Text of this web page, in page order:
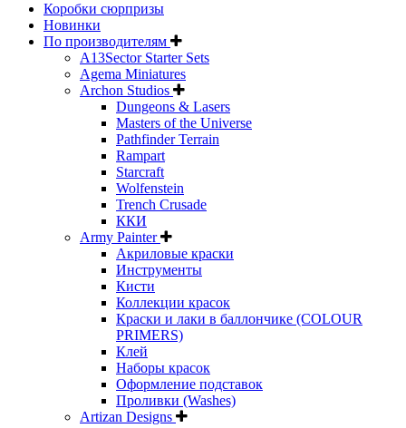
Коробки сюрпризы
Новинки
По производителям
A13Sector Starter Sets
Agema Miniatures
Archon Studios
Dungeons & Lasers
Masters of the Universe
Pathfinder Terrain
Rampart
Starcraft
Wolfenstein
Trench Crusade
ККИ
Army Painter
Акриловые краски
Инструменты
Кисти
Коллекции красок
Краски и лаки в баллончике (COLOUR
PRIMERS)
Клей
Наборы красок
Оформление подставок
Проливки (Washes)
Artizan Designs